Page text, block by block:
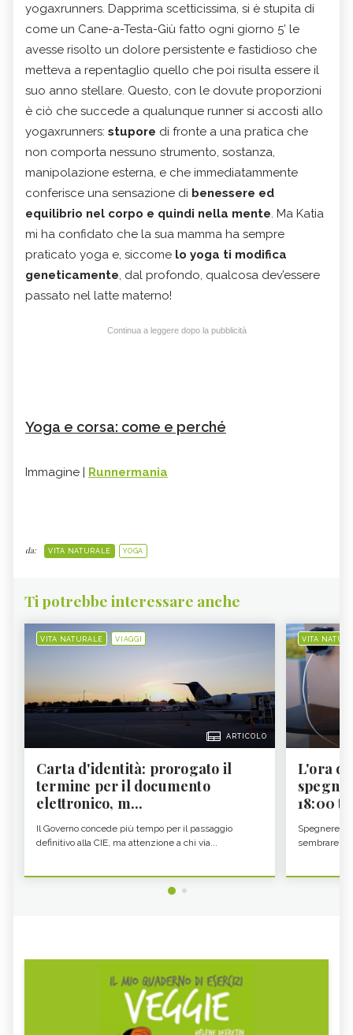
yogaxrunners. Dapprima scetticissima, si è stupita di
come un Cane-a-Testa-Giù fatto ogni giorno 5’ le
avesse risolto un dolore persistente e fastidioso che
metteva a repentaglio quello che poi risulta essere il
suo anno stellare. Questo, con le dovute proporzioni
è ciò che succede a qualunque runner si accosti allo
yogaxrunners: stupore di fronte a una pratica che
non comporta nessuno strumento, sostanza,
manipolazione esterna, e che immediatammente
conferisce una sensazione di benessere ed
equilibrio nel corpo e quindi nella mente. Ma Katia
mi ha confidato che la sua mamma ha sempre
praticato yoga e, siccome lo yoga ti modifica
geneticamente, dal profondo, qualcosa dev’essere
passato nel latte materno!
Continua a leggere dopo la pubblicità
Yoga e corsa: come e perché
Immagine | Runnermania
da: VITA NATURALE YOGA
Ti potrebbe interessare anche
VITA NATURALE VIAGGI
ARTICOLO
Carta d'identità: prorogato il
termine per il documento
elettronico, m...
Il Governo concede più tempo per il passaggio
definitivo alla CIE, ma attenzione a chi via...
VITA
L'ora
18:00 ti
Spegnere lo
sembrare